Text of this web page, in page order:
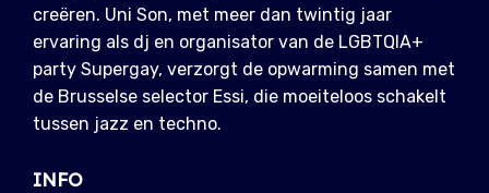
creëren. Uni Son, met meer dan twintig jaar
ervaring als dj en organisator van de LGBTQIA+
party Supergay, verzorgt de opwarming samen met
de Brusselse selector Essi, die moeiteloos schakelt
tussen jazz en techno.
INFO